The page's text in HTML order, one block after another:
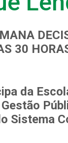
30
da
Sistema